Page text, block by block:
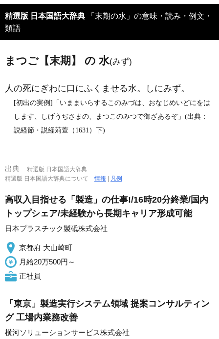
精選版 日本国語大辞典 「末期の水」の意味・読み・例文・
類語
まつご【末期】 の 水(みず)
人の死にぎわに口にふくませる水。しにみず。
[初出の実例]「いままいらするこのみづは、おなじめいどにをは
します、しげうぢさまの、まつこのみつで御ざあるぞ」(出典：
説経節・説経苅萱（1631）下)
出典
精選版 日本国語大辞典
精選版 日本国語大辞典について情報 | 凡例
高収入目指せる「製造」の仕事!/16時20分終業/国内
トップシェア/未経験から長期キャリア形成可能
日本プラスチック製砥株式会社
京都府 大山崎町
月給20万500円～
正社員
「東京」製造実行システム領域 提案コンサルティン
グ 工場内業務改善
横河ソリューションサービス株式会社